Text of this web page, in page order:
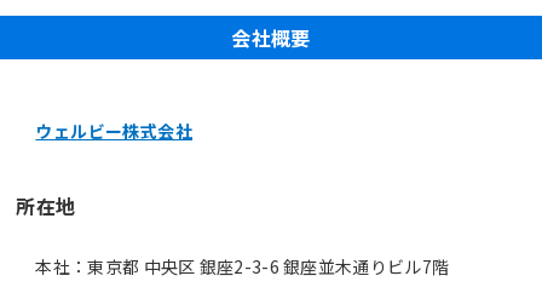
会社概要
ウェルビー株式会社
所在地
本社：東京都 中央区 銀座2-3-6 銀座並木通りビル7階